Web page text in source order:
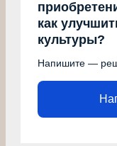
как
культуры?
Напишите —